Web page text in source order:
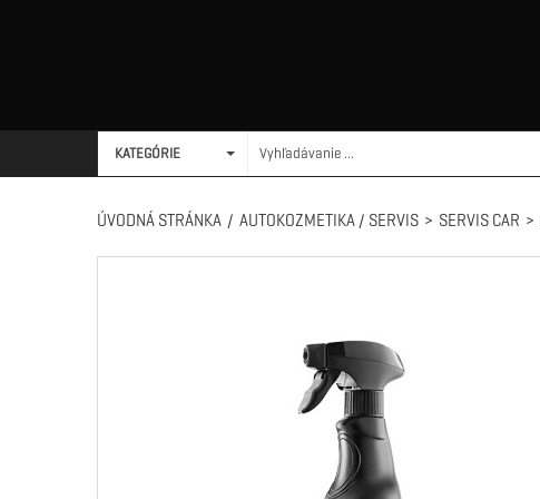
KATEGÓRIE
ÚVODNÁ STRÁNKA / AUTOKOZMETIKA / SERVIS > SERVIS CAR >